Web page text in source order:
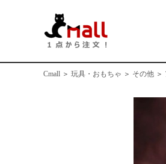
Cmall ＞ 玩具・おもちゃ ＞ その他 ＞